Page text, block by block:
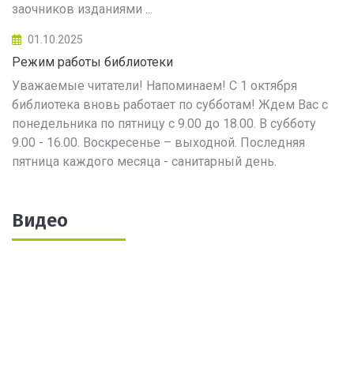
заочников изданиями ...
01.10.2025
Режим работы библиотеки
Уважаемые читатели! Напоминаем! С 1 октября
библиотека вновь работает по субботам! Ждем Вас с
понедельника по пятницу с 9.00 до 18.00. В субботу
9.00 - 16.00. Воскресенье – выходной. Последняя
пятница каждого месяца - санитарный день.
Видео